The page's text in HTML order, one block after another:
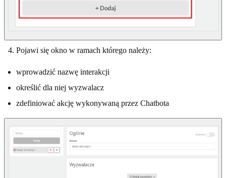
Pojawi się okno w ramach którego należy:
wprowadzić nazwę interakcji
określić dla niej wyzwalacz
zdefiniować akcję wykonywaną przez Chatbota